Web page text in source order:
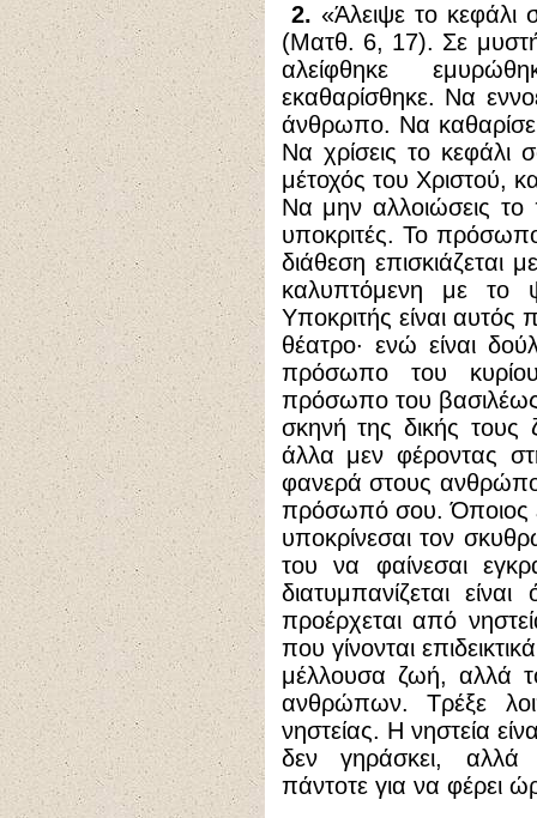
2. «Άλειψε το
(Ματθ. 6, 17). Σε
αλείφθηκε
εκαθαρίσθηκε. Να
άνθρωπο. Να
Να χρίσεις το κεφάλι
μέτοχός του Χριστού,
Να μην αλλοιώσεις
υποκριτές. Το
διάθεση επισκιάζεται
καλυπτόμενη με το
Υποκριτής είναι
θέατρο· ενώ είναι
πρόσωπο του
πρόσωπο του
σκηνή της δικής τους
άλλα μεν φέροντας
φανερά στους
πρόσωπό σου. Όποιος
υποκρίνεσαι τον
του να φαίνεσαι
διατυμπανίζεται
προέρχεται από
που γίνονται
μέλλουσα ζωή, αλλά
ανθρώπων. Τρέξε
νηστείας. Η νηστεία
δεν γηράσκει, αλλά
πάντοτε για να φέρει